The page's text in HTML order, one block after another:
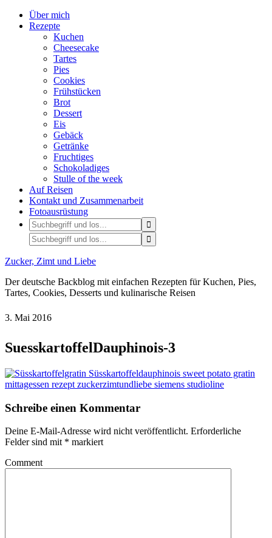
Über mich
Rezepte
Kuchen
Cheesecake
Tartes
Pies
Cookies
Frühstücken
Brot
Dessert
Eis
Gebäck
Getränke
Fruchtiges
Schokoladiges
Stulle of the week
Auf Reisen
Kontakt und Zusammenarbeit
Fotoausrüstung
Zucker, Zimt und Liebe
Der deutsche Backblog mit einfachen Rezepten für Kuchen, Pies,
Tartes, Cookies, Desserts und kulinarische Reisen
3. Mai 2016
SuesskartoffelDauphinois-3
Schreibe einen Kommentar
Deine E-Mail-Adresse wird nicht veröffentlicht. Erforderliche
Felder sind mit * markiert
Comment